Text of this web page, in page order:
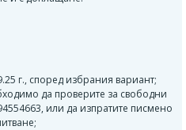
г., според избрания вариант;
да проверите за свободни
или да изпратите писмено